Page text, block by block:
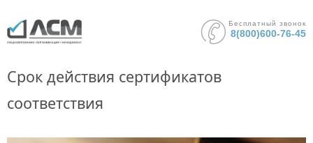
Бесплатный звонок
8(800)600-76-45
Срок действия сертификатов
соответствия